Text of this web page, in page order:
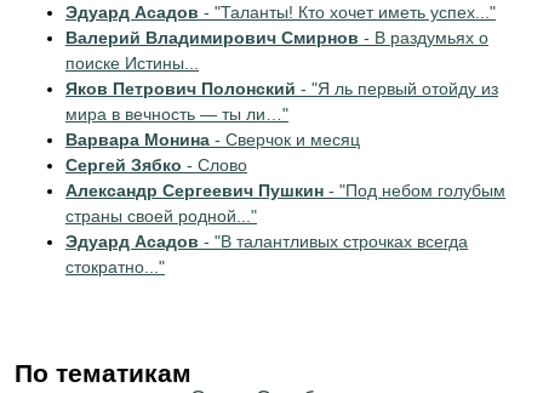
Эдуард Асадов - "Таланты! Кто хочет иметь успех..."
Валерий Владимирович Смирнов - В раздумьях о
поиске Истины...
Яков Петрович Полонский - "Я ль первый отойду из
мира в вечность — ты ли…"
Варвара Монина - Сверчок и месяц
Сергей Зябко - Слово
Александр Сергеевич Пушкин - "Под небом голубым
страны своей родной..."
Эдуард Асадов - "В талантливых строчках всегда
стократно..."
По тематикам